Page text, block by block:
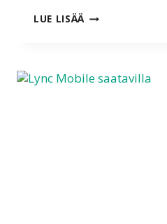
LUE LISÄÄ MIKÄ